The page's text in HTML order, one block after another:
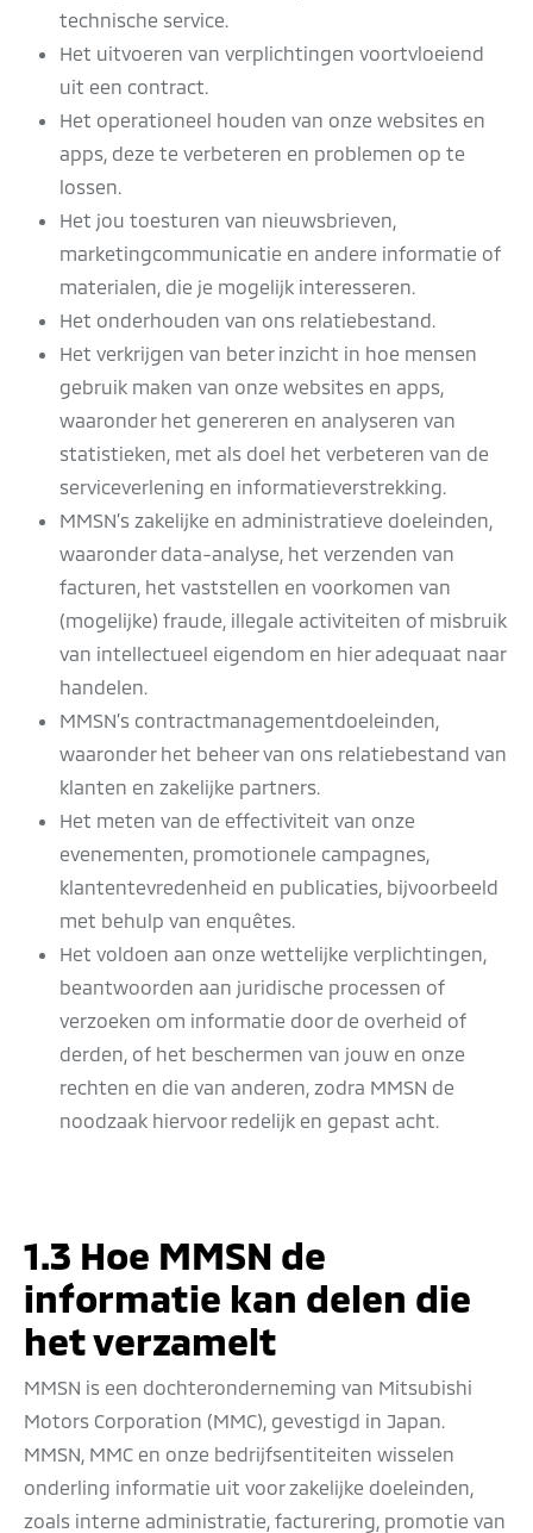
technische service.
Het uitvoeren van verplichtingen voortvloeiend
uit een contract.
Het operationeel houden van onze websites en
apps, deze te verbeteren en problemen op te
lossen.
Het jou toesturen van nieuwsbrieven,
marketingcommunicatie en andere informatie of
materialen, die je mogelijk interesseren.
Het onderhouden van ons relatiebestand.
Het verkrijgen van beter inzicht in hoe mensen
gebruik maken van onze websites en apps,
waaronder het genereren en analyseren van
statistieken, met als doel het verbeteren van de
serviceverlening en informatieverstrekking.
MMSN’s zakelijke en administratieve doeleinden,
waaronder data-analyse, het verzenden van
facturen, het vaststellen en voorkomen van
(mogelijke) fraude, illegale activiteiten of misbruik
van intellectueel eigendom en hier adequaat naar
handelen.
MMSN’s contractmanagementdoeleinden,
waaronder het beheer van ons relatiebestand van
klanten en zakelijke partners.
Het meten van de effectiviteit van onze
evenementen, promotionele campagnes,
klantentevredenheid en publicaties, bijvoorbeeld
met behulp van enquêtes.
Het voldoen aan onze wettelijke verplichtingen,
beantwoorden aan juridische processen of
verzoeken om informatie door de overheid of
derden, of het beschermen van jouw en onze
rechten en die van anderen, zodra MMSN de
noodzaak hiervoor redelijk en gepast acht.
1.3 Hoe MMSN de
informatie kan delen die
het verzamelt
MMSN is een dochteronderneming van Mitsubishi
Motors Corporation (MMC), gevestigd in Japan.
MMSN, MMC en onze bedrijfsentiteiten wisselen
onderling informatie uit voor zakelijke doeleinden,
zoals interne administratie, facturering, promotie van